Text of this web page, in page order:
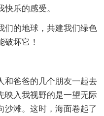
乐的感受。
们的地球，共建我们绿色
破坏它！
和爸爸的几个朋友一起去
映入我视野的是一望无际
沙滩。这时，海面卷起了